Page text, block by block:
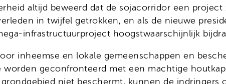
altijd beweerd dat de sojacorridor een
in twijfel getrokken, en als de nieuwe
infrastructuurproject hoogstwaarschijnlijk
inheemse en lokale gemeenschappen en
geconfronteerd met een machtige
grondgebied niet beschermt, kunnen de